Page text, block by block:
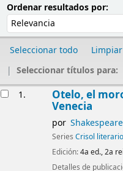
Ordenar resultados por:
Seleccionar todo
Seleccionar títulos para:
1. Otelo, el
Venecia
por
Series Crisol literario
Edición:4a ed., 2a
Detalles de